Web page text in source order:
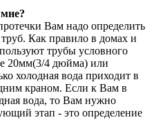
Вам надо определить
Как правило в домах и
трубы условного
20мм(3/4 дюйма) или
холодная вода приходит в
краном. Если к Вам в
вода, то Вам нужно
этап - это определение